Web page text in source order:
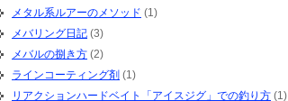
メタル系ルアーのメソッド (1)
メバリング日記 (3)
メバルの捌き方 (2)
ラインコーティング剤 (1)
リアクションハードベイト「アイスジグ」での釣り方 (1)